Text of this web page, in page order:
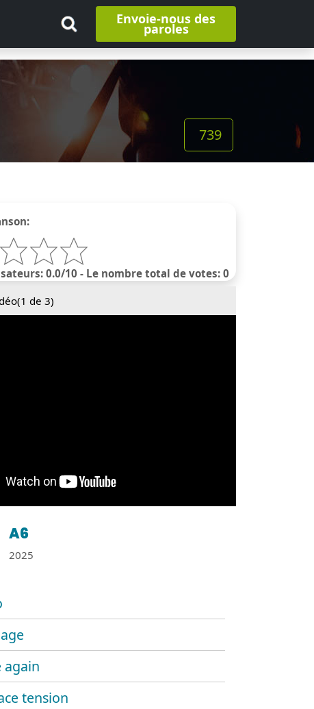
Envoie-nous des
paroles
739
0.0/10 - Le nombre total de votes: 0
1 de 3)
A6
2025
again
tension